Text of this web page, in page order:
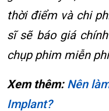
thời điểm và chi
sĩ sẽ báo giá
chụp phim miễn
Xem thêm: Nên
Implant?